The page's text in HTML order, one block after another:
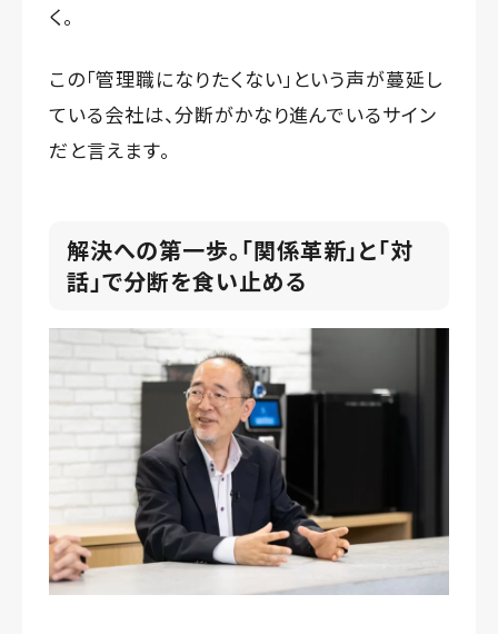
く。
この「管理職になりたくない」という声が蔓延し
ている会社は、分断がかなり進んでいるサイン
だと言えます。
解決への第一歩。「関係革新」と「対
話」で分断を食い止める